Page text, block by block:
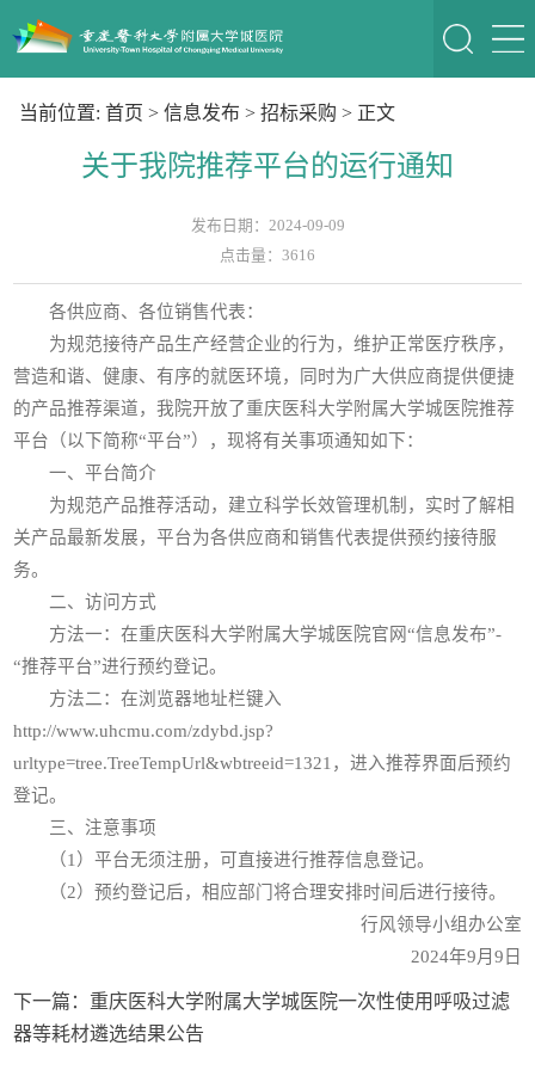
当前位置: 首页 > 信息发布 > 招标采购 > 正文
关于我院推荐平台的运行通知
发布日期：2024-09-09
点击量： 3616
各供应商、各位销售代表：
为规范接待产品生产经营企业的行为，维护正常医疗秩序，
营造和谐、健康、有序的就医环境，同时为广大供应商提供便捷
的产品推荐渠道，我院开放了重庆医科大学附属大学城医院推荐
平台（以下简称“平台”），现将有关事项通知如下：
一、平台简介
为规范产品推荐活动，建立科学长效管理机制，实时了解相
关产品最新发展，平台为各供应商和销售代表提供预约接待服
务。
二、访问方式
方法一：在重庆医科大学附属大学城医院官网“信息发布”-
“推荐平台”进行预约登记。
方法二：在浏览器地址栏键入
http://www.uhcmu.com/zdybd.jsp?
urltype=tree.TreeTempUrl&wbtreeid=1321，进入推荐界面后预约
登记。
三、注意事项
（1）平台无须注册，可直接进行推荐信息登记。
（2）预约登记后，相应部门将合理安排时间后进行接待。
行风领导小组办公室
2024年9月9日
下一篇： 重庆医科大学附属大学城医院一次性使用呼吸过滤
器等耗材遴选结果公告